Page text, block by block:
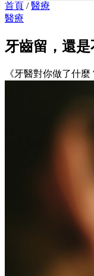
首頁 /醫療
醫療
牙齒留，還
《牙醫對你做了什麼